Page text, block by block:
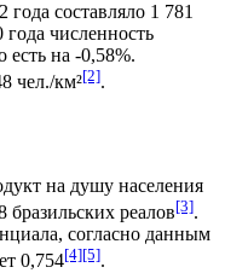
составляло 1 781
численность
есть на -0,58%.
чел./км²[2].
на душу населения
бразильских реалов[3].
, согласно данным
0,754[4][5].